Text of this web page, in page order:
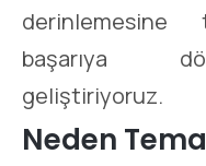
derinlemesine
başarıya
geliştiriyoruz.
Neden